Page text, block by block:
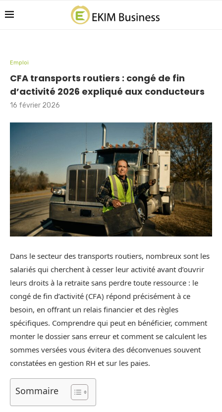
Emploi
CFA transports routiers : congé de fin
d’activité 2026 expliqué aux conducteurs
16 février 2026
Dans le secteur des transports routiers, nombreux sont les
salariés qui cherchent à cesser leur activité avant d’ouvrir
leurs droits à la retraite sans perdre toute ressource : le
congé de fin d’activité (CFA) répond précisément à ce
besoin, en offrant un relais financier et des règles
spécifiques. Comprendre qui peut en bénéficier, comment
monter le dossier sans erreur et comment se calculent les
sommes versées vous évitera des déconvenues souvent
constatées en gestion RH et sur les paies.
Sommaire